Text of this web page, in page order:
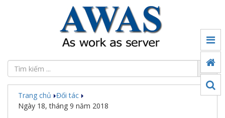
Đối
tác
Sản
phẩm
Trang chủ Đối tác
Ngày 18, tháng 9 năm 2018